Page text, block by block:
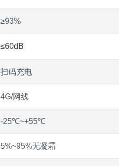
≥93%
≤60dB
扫码充电
4G/网线
-25℃~+55℃
5%~95%无凝霜